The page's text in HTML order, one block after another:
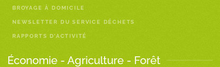
BROYAGE À DOMICILE
NEWSLETTER DU SERVICE DÉCHETS
RAPPORTS D’ACTIVITÉ
Économie - Agriculture - Forêt